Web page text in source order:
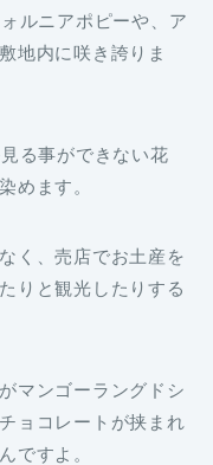
ルニアポピーや、ア
地内に咲き誇りま
る事ができない花
めます。
く、売店でお土産を
りと観光したりする
マンゴーラングドシ
ョコレートが挟まれ
ですよ。